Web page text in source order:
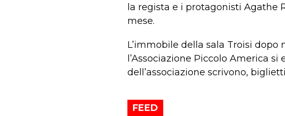
la regista e i protagonisti Agathe
mese.
L’immobile della sala Troisi
l’Associazione Piccolo America
dell’associazione scrivono,
FEED